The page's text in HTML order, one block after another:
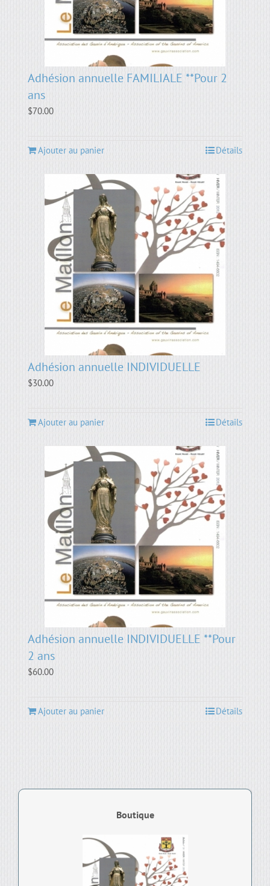
Adhésion annuelle FAMILIALE **Pour 2
ans
$70.00
Ajouter au panier Détails
Adhésion annuelle INDIVIDUELLE
$30.00
Ajouter au panier Détails
Adhésion annuelle INDIVIDUELLE **Pour
2 ans
$60.00
Ajouter au panier Détails
Boutique